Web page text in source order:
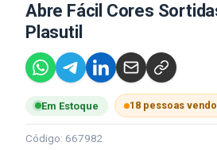
Abre Fácil Cores
Plasutil
Em Estoque 18 pessoas
Código: 667982